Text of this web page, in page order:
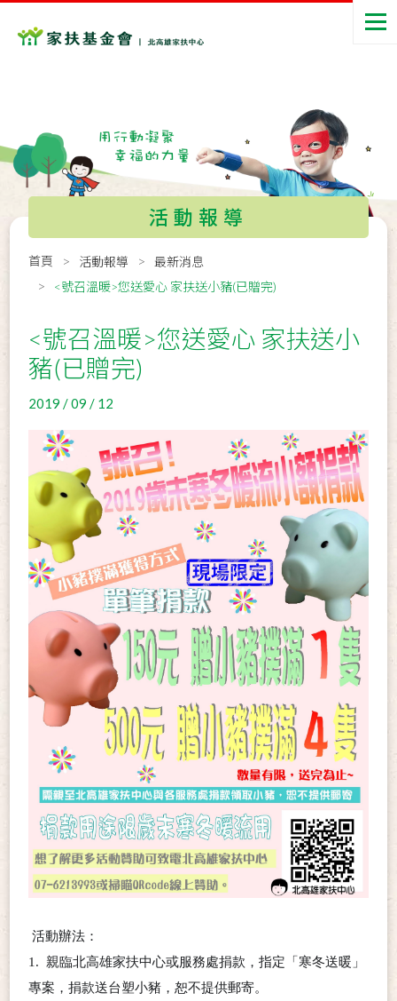
活動報導
首頁 活動報導
最新消息
<號召溫暖>您送愛心 家扶送小豬(已贈完)
<號召溫暖>您送愛心 家扶送小
豬(已贈完)
2019 / 09 / 12
活動辦法：
1. 親臨北高雄家扶中心或服務處捐款，指定「寒冬送暖」
專案，捐款送台塑小豬，恕不提供郵寄。